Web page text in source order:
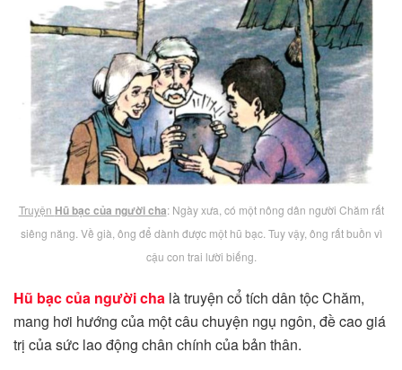
Truyện Hũ bạc của người cha: Ngày xưa, có một nông dân người Chăm rất
siêng năng. Về già, ông để dành được một hũ bạc. Tuy vậy, ông rất buồn vì
cậu con trai lười biếng.
Hũ bạc của người cha là truyện cổ tích dân tộc Chăm,
mang hơi hướng của một câu chuyện ngụ ngôn, đề cao giá
trị của sức lao động chân chính của bản thân.